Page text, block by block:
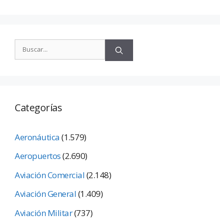
Categorías
Aeronáutica(1.579)
Aeropuertos(2.690)
Aviación Comercial(2.148)
Aviación General(1.409)
Aviación Militar(737)